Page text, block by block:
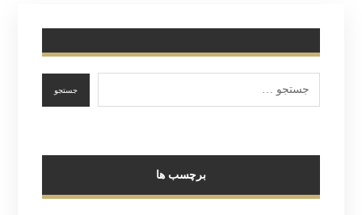
برچسب ها